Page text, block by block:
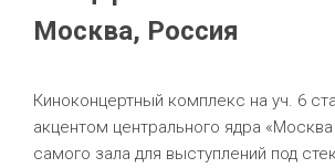
Москва, Россия
Киноконцертный комплекс на уч. 6
акцентом центрального ядра
самого зала для выступлений под